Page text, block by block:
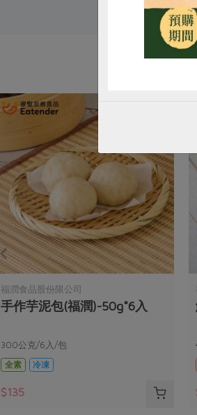
福潤食品股份限公司
手作芋泥包(福潤)-50g*6入
300公克/6入/包
全素
冷凍
$135